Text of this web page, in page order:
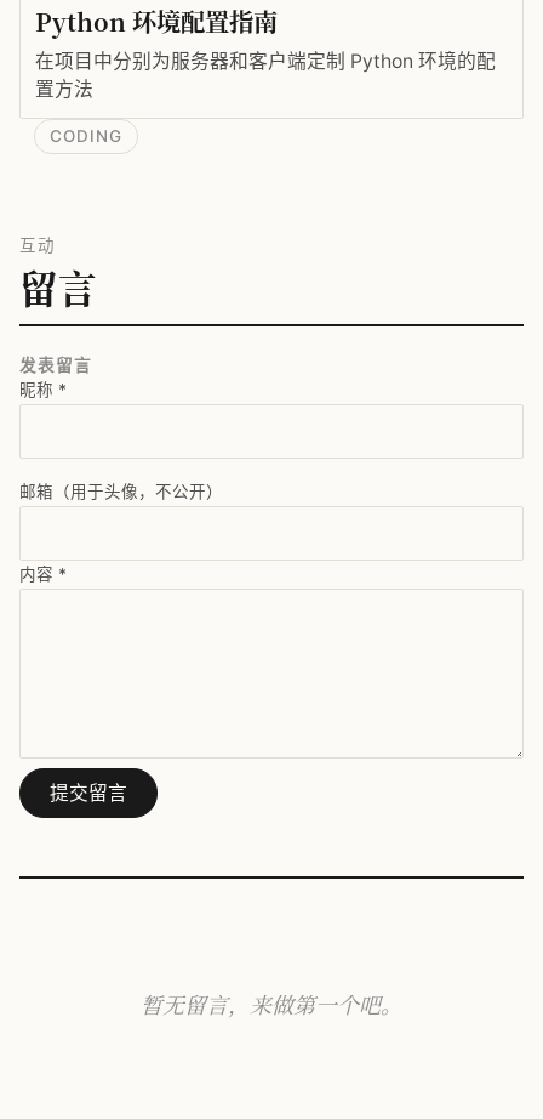
Python 环境配置指南
在项目中分别为服务器和客户端定制 Python 环境的配
置方法
CODING
互动
留言
发表留言
昵称 *
邮箱（用于头像，不公开）
内容 *
提交留言
暂无留言，来做第一个吧。